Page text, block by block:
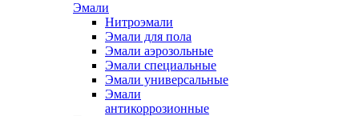
Эмали
Нитроэмали
Эмали для пола
Эмали аэрозольные
Эмали специальные
Эмали универсальные
Эмали
антикоррозионные